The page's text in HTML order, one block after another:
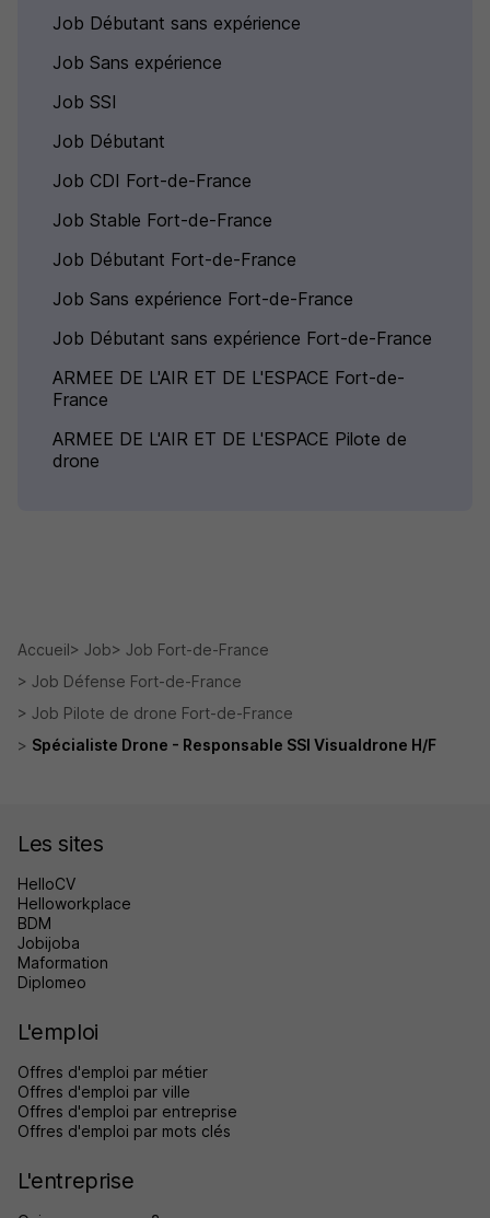
Job Débutant sans expérience
Job Sans expérience
Job SSI
Job Débutant
Job CDI Fort-de-France
Job Stable Fort-de-France
Job Débutant Fort-de-France
Job Sans expérience Fort-de-France
Job Débutant sans expérience Fort-de-France
ARMEE DE L'AIR ET DE L'ESPACE Fort-de-
France
ARMEE DE L'AIR ET DE L'ESPACE Pilote de
drone
Accueil Job
Job Fort-de-France
Job Défense Fort-de-France
Job Pilote de drone Fort-de-France
Spécialiste Drone - Responsable SSI Visualdrone H/F
Les sites
HelloCV
Helloworkplace
BDM
Jobijoba
Maformation
Diplomeo
L'emploi
Offres d'emploi par métier
Offres d'emploi par ville
Offres d'emploi par entreprise
Offres d'emploi par mots clés
L'entreprise